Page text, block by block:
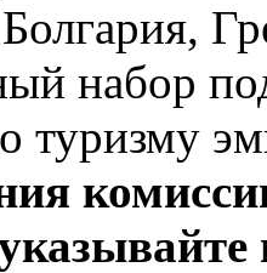
набор
туризму